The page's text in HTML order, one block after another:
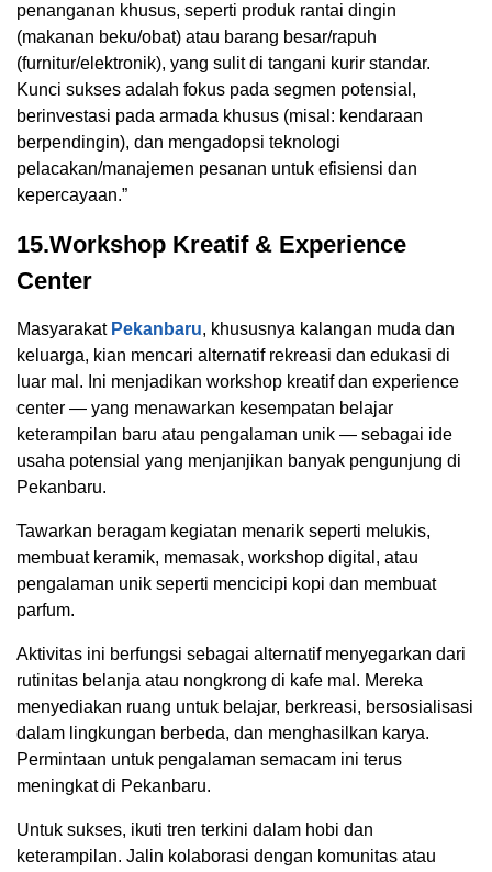
penanganan khusus, seperti produk rantai dingin
(makanan beku/obat) atau barang besar/rapuh
(furnitur/elektronik), yang sulit di tangani kurir standar.
Kunci sukses adalah fokus pada segmen potensial,
berinvestasi pada armada khusus (misal: kendaraan
berpendingin), dan mengadopsi teknologi
pelacakan/manajemen pesanan untuk efisiensi dan
kepercayaan.”
15.Workshop Kreatif & Experience
Center
Masyarakat Pekanbaru, khususnya kalangan muda dan
keluarga, kian mencari alternatif rekreasi dan edukasi di
luar mal. Ini menjadikan workshop kreatif dan experience
center — yang menawarkan kesempatan belajar
keterampilan baru atau pengalaman unik — sebagai ide
usaha potensial yang menjanjikan banyak pengunjung di
Pekanbaru.
Tawarkan beragam kegiatan menarik seperti melukis,
membuat keramik, memasak, workshop digital, atau
pengalaman unik seperti mencicipi kopi dan membuat
parfum.
Aktivitas ini berfungsi sebagai alternatif menyegarkan dari
rutinitas belanja atau nongkrong di kafe mal. Mereka
menyediakan ruang untuk belajar, berkreasi, bersosialisasi
dalam lingkungan berbeda, dan menghasilkan karya.
Permintaan untuk pengalaman semacam ini terus
meningkat di Pekanbaru.
Untuk sukses, ikuti tren terkini dalam hobi dan
keterampilan. Jalin kolaborasi dengan komunitas atau